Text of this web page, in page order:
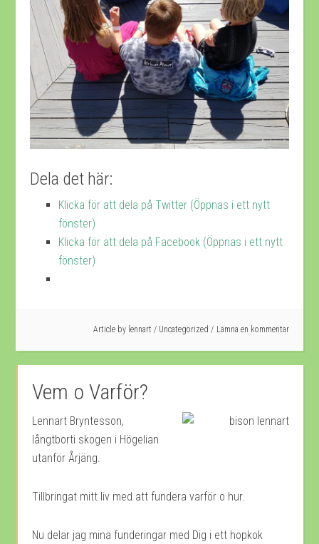
Dela det här:
Klicka för att dela på Twitter (Öppnas i ett nytt
fönster)
Klicka för att dela på Facebook (Öppnas i ett nytt
fönster)
Article by lennart / Uncategorized Lämna en kommentar
Vem o Varför?
Lennart Bryntesson,
långtborti skogen i Högelian
utanför Årjäng.
Tillbringat mitt liv med att fundera varför o hur.
Nu delar jag mina funderingar med Dig i ett hopkok